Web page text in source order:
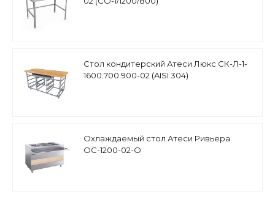
Стол кондитерский Атеси Люкс СК-Л-1-
1600.700.900-02 (AISI 304)
Охлаждаемый стол Атеси Ривьера
ОС-1200-02-О